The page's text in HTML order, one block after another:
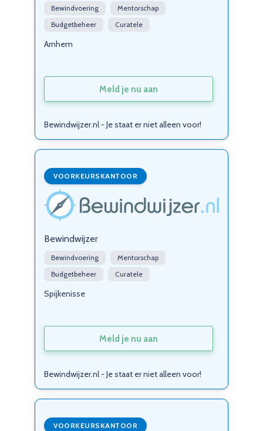
Bewindvoering
Mentorschap
Budgetbeheer
Curatele
Arnhem
Meld je nu aan
Bewindwijzer.nl - Je staat er niet alleen voor!
VOORKEURSKANTOOR
Bewindwijzer
Bewindvoering
Mentorschap
Budgetbeheer
Curatele
Spijkenisse
Meld je nu aan
Bewindwijzer.nl - Je staat er niet alleen voor!
VOORKEURSKANTOOR